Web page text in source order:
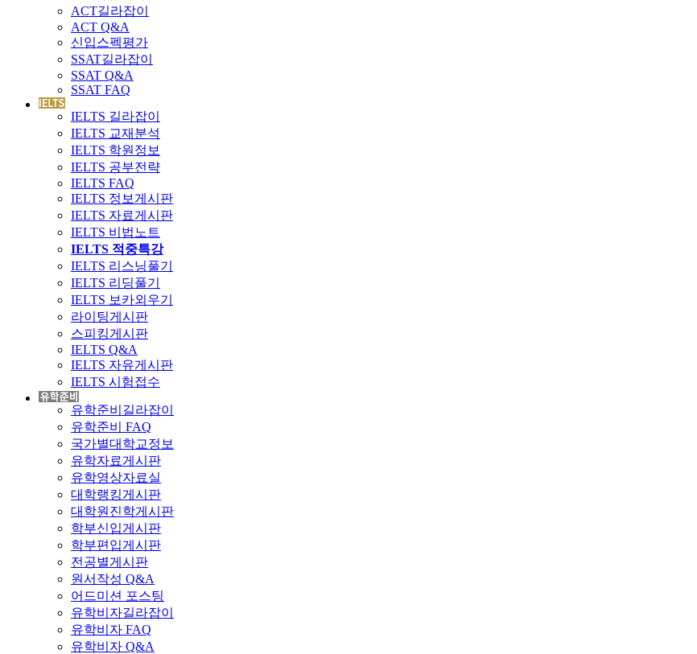
ACT길라잡이
ACT Q&A
신입스펙평가
SSAT길라잡이
SSAT Q&A
SSAT FAQ
IELTS 길라잡이
IELTS 교재분석
IELTS 학원정보
IELTS 공부전략
IELTS FAQ
IELTS 정보게시판
IELTS 자료게시판
IELTS 비법노트
IELTS 적중특강
IELTS 리스닝풀기
IELTS 리딩풀기
IELTS 보카외우기
라이팅게시판
스피킹게시판
IELTS Q&A
IELTS 자유게시판
IELTS 시험접수
유학준비길라잡이
유학준비 FAQ
국가별대학교정보
유학자료게시판
유학영상자료실
대학랭킹게시판
대학원진학게시판
학부신입게시판
학부편입게시판
전공별게시판
원서작성 Q&A
어드미션 포스팅
유학비자길라잡이
유학비자 FAQ
유학비자 Q&A